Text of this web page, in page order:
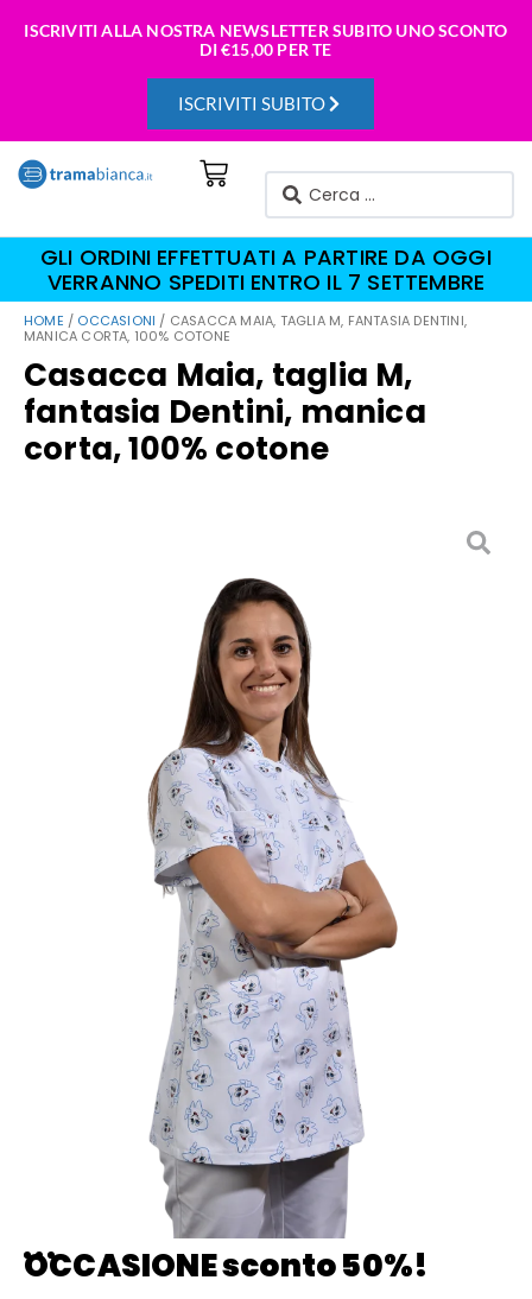
ISCRIVITI ALLA NOSTRA NEWSLETTER SUBITO UNO SCONTO
DI€15,00 PER TE
ISCRIVITI SUBITO
GLI ORDINI EFFETTUATI A PARTIRE DA OGGI
VERRANNO SPEDITI ENTRO IL 7 SETTEMBRE
HOME / OCCASIONI / CASACCA MAIA, TAGLIA M, FANTASIA DENTINI,
MANICA CORTA, 100% COTONE
Casacca Maia, taglia M,
fantasia Dentini, manica
corta, 100% cotone
OCCASIONE sconto 50%!